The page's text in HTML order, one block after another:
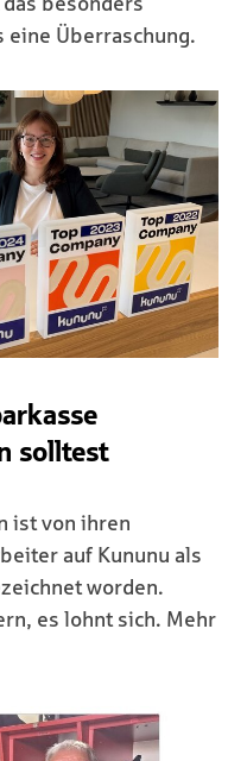
eine Überraschung.
solltest
ist von ihren
auf Kununu als
worden.
es lohnt sich. Mehr